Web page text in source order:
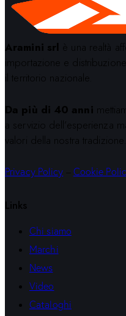
Aramini srl è una realtà
importazione e
il territorio nazionale.
Da più di 40 anni
a servizio dell’esperienza
valori della nostra tradizione.
Privacy Policy Cookie
Links
Chi siamo
Marchi
News
Video
Cataloghi